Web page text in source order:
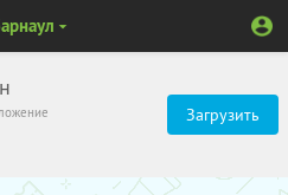
Загрузить